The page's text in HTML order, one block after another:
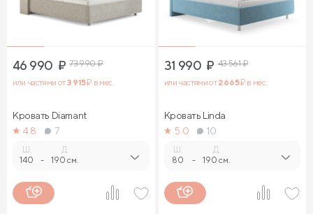
46 990 ₽ 73 990₽
или частями от3 915₽ в мес.
Кровать Diamant
4.8
7
Ш.
140 -
Д.
190 см.
31 990 ₽ 43 561₽
или частями от2 665₽ в мес.
Кровать Linda
5.0
10
Ш.
80 -
Д.
190 см.